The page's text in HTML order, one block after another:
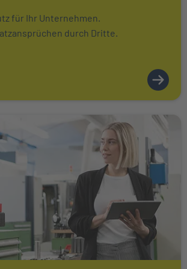
für Ihr Unternehmen.
durch Dritte.